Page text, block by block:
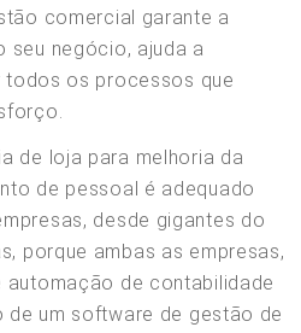
comercial garante a
seu negócio, ajuda a
os processos que
de loja para melhoria da
de pessoal é adequado
desde gigantes do
porque ambas as empresas,
automação de contabilidade
de um software de gestão de